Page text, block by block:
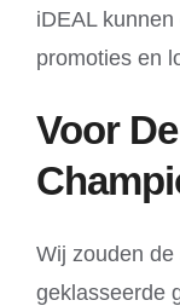
iDEAL
promoties en
Voor
Wij zouden
geklasseerde